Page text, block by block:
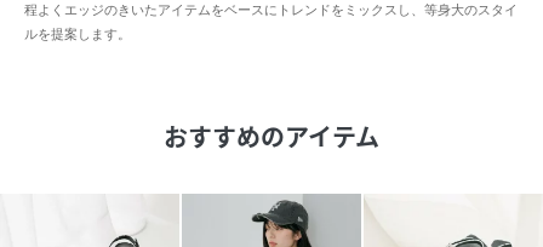
程よくエッジのきいたアイテムをベースにトレンドをミックスし、等身大のスタイ
ルを提案します。
おすすめのアイテム